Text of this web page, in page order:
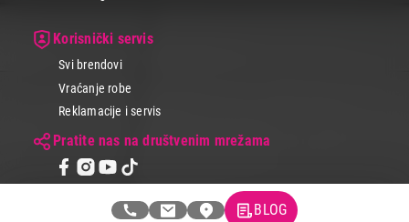
Korisnički servis
Svi brendovi
Vraćanje robe
Reklamacije i servis
Pratite nas na društvenim mrežama
BLOG